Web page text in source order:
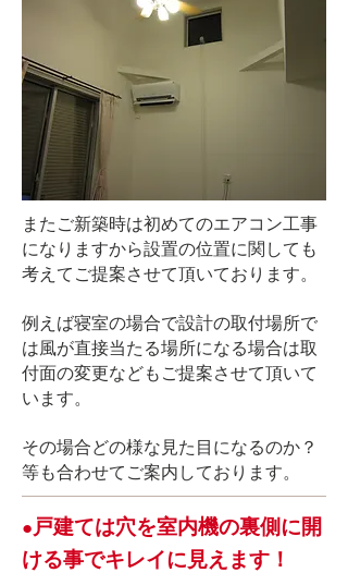
またご新築時は初めてのエアコン工事
になりますから設置の位置に関しても
考えてご提案させて頂いております。
例えば寝室の場合で設計の取付場所で
は風が直接当たる場所になる場合は取
付面の変更などもご提案させて頂いて
います。
​その場合どの様な見た目になるのか？
等も合わせてご案内しております。
​●戸建ては穴を室内機の裏側に開
ける事でキレイに見えます！